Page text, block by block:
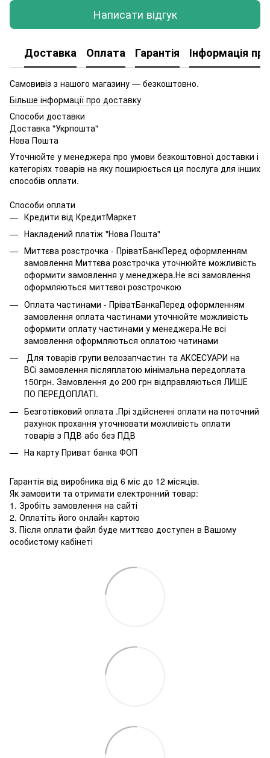
Написати відгук
Доставка Оплата Гарантія Інформація
Самовивіз з нашого магазину — безкоштовно.
Більше інформації про доставку
Способи доставки
Доставка "Укрпошта"
Нова Пошта
Уточнюйте у менеджера про умови безкоштовної доставки і
категоріях товарів на яку поширюється ця послуга для інших
способів оплати.
Способи оплати
Кредити від КредитМаркет
Накладений платіж "Нова Пошта"
Миттєва розстрочка - ПріватБанкПеред оформленням
замовлення Миттєва розстрочка уточнюйте можливість
оформити замовлення у менеджера.Не всі замовлення
оформляються миттєвої розстрочкою
Оплата частинами - ПріватБанкаПеред оформленням
замовлення оплата частинами уточнюйте можливість
оформити оплату частинами у менеджера.Не всі
замовлення оформляються оплатою чатинами
Для товарів групи велозапчастин та АКСЕСУАРИ на
ВСі замовлення післяплатою мінімальна передоплата
150грн. Замовлення до 200 грн відправляються ЛИШЕ
ПО ПЕРЕДОПЛАТІ.
Безготівковий оплата .Прі здійсненні оплати на поточний
рахунок прохання уточнювати можливість оплати
товарів з ПДВ або без ПДВ
На карту Приват банка ФОП
Гарантія від виробника від 6 міс до 12 місяців.
Як замовити та отримати електронний товар:
1. Зробіть замовлення на сайті
2. Оплатіть його онлайн картою
3. Після оплати файл буде миттєво доступен в Вашому
особистому кабінеті